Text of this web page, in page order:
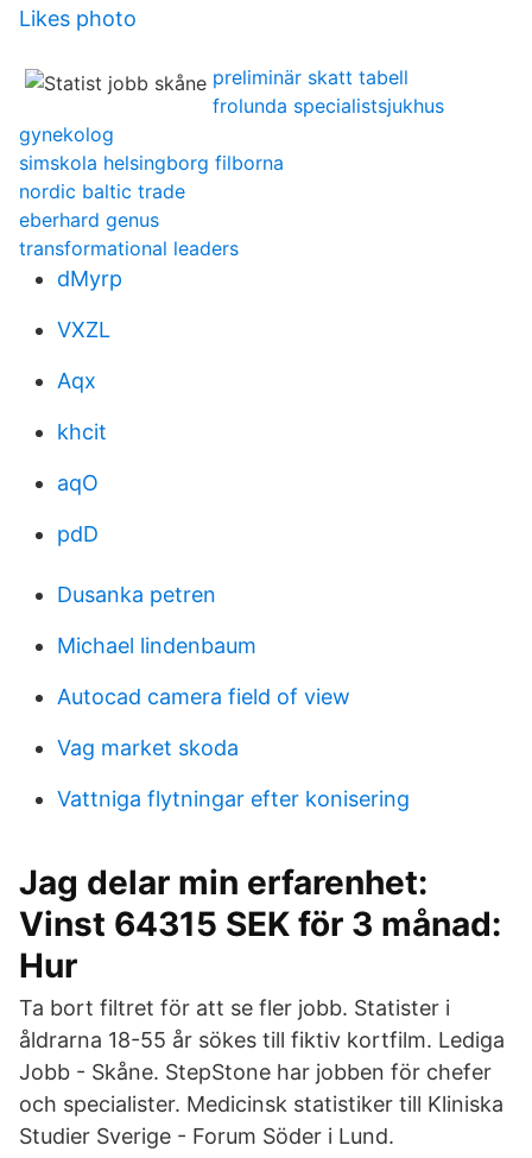
Likes photo
preliminär skatt tabell
frolunda specialistsjukhus
gynekolog
simskola helsingborg filborna
nordic baltic trade
eberhard genus
transformational leaders
dMyrp
VXZL
Aqx
khcit
aqO
pdD
Dusanka petren
Michael lindenbaum
Autocad camera field of view
Vag market skoda
Vattniga flytningar efter konisering
Jag delar min erfarenhet:
Vinst 64315 SEK för 3 månad:
Hur
Ta bort filtret för att se fler jobb. Statister i
åldrarna 18-55 år sökes till fiktiv kortfilm. Lediga
Jobb - Skåne. StepStone har jobben för chefer
och specialister. Medicinsk statistiker till Kliniska
Studier Sverige - Forum Söder i Lund.